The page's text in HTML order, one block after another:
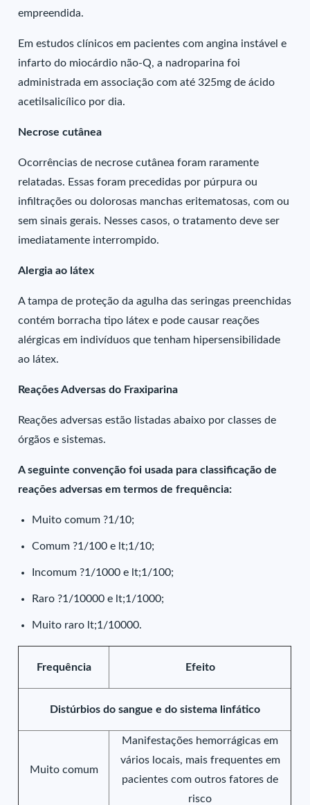
empreendida.
Em estudos clínicos em pacientes com angina instável e
infarto do miocárdio não-Q, a nadroparina foi
administrada em associação com até 325mg de ácido
acetilsalicílico por dia.
Necrose cutânea
Ocorrências de necrose cutânea foram raramente
relatadas. Essas foram precedidas por púrpura ou
infiltrações ou dolorosas manchas eritematosas, com ou
sem sinais gerais. Nesses casos, o tratamento deve ser
imediatamente interrompido.
Alergia ao látex
A tampa de proteção da agulha das seringas preenchidas
contém borracha tipo látex e pode causar reações
alérgicas em indivíduos que tenham hipersensibilidade
ao látex.
Reações Adversas do Fraxiparina
Reações adversas estão listadas abaixo por classes de
órgãos e sistemas.
A seguinte convenção foi usada para classificação de
reações adversas em termos de frequência:
Muito comum ?1/10;
Comum ?1/100 e lt;1/10;
Incomum ?1/1000 e lt;1/100;
Raro ?1/10000 e lt;1/1000;
Muito raro lt;1/10000.
Frequência Efeito
Distúrbios do sangue e do sistema linfático
Muito comum
Manifestações hemorrágicas em
vários locais, mais frequentes em
pacientes com outros fatores de
risco